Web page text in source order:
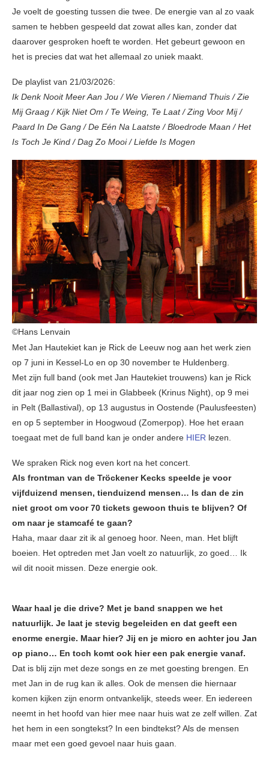
Je voelt de goesting tussen die twee. De energie van al zo vaak
samen te hebben gespeeld dat zowat alles kan, zonder dat
daarover gesproken hoeft te worden. Het gebeurt gewoon en
het is precies dat wat het allemaal zo uniek maakt.
De playlist van 21/03/2026:
Ik Denk Nooit Meer Aan Jou / We Vieren / Niemand Thuis / Zie
Mij Graag / Kijk Niet Om / Te Weing, Te Laat / Zing Voor Mij /
Paard In De Gang / De Eén Na Laatste / Bloedrode Maan / Het
Is Toch Je Kind / Dag Zo Mooi / Liefde Is Mogen
©Hans Lenvain
Met Jan Hautekiet kan je Rick de Leeuw nog aan het werk zien
op 7 juni in Kessel-Lo en op 30 november te Huldenberg.
Met zijn full band (ook met Jan Hautekiet trouwens) kan je Rick
dit jaar nog zien op 1 mei in Glabbeek (Krinus Night), op 9 mei
in Pelt (Ballastival), op 13 augustus in Oostende (Paulusfeesten)
en op 5 september in Hoogwoud (Zomerpop). Hoe het eraan
toegaat met de full band kan je onder andere HIER lezen.
We spraken Rick nog even kort na het concert.
Als frontman van de Tröckener Kecks speelde je voor
vijfduizend mensen, tienduizend mensen… Is dan de zin
niet groot om voor 70 tickets gewoon thuis te blijven? Of
om naar je stamcafé te gaan?
Haha, maar daar zit ik al genoeg hoor. Neen, man. Het blijft
boeien. Het optreden met Jan voelt zo natuurlijk, zo goed… Ik
wil dit nooit missen. Deze energie ook.
Waar haal je die drive? Met je band snappen we het
natuurlijk. Je laat je stevig begeleiden en dat geeft een
enorme energie. Maar hier? Jij en je micro en achter jou Jan
op piano… En toch komt ook hier een pak energie vanaf.
Dat is blij zijn met deze songs en ze met goesting brengen. En
met Jan in de rug kan ik alles. Ook de mensen die hiernaar
komen kijken zijn enorm ontvankelijk, steeds weer. En iedereen
neemt in het hoofd van hier mee naar huis wat ze zelf willen. Zat
het hem in een songtekst? In een bindtekst? Als de mensen
maar met een goed gevoel naar huis gaan.